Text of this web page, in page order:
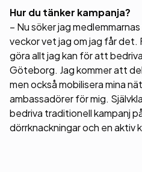
Hur du tänker kampanja?
– Nu söker jag
veckor vet jag om jag får det.
göra allt jag kan för att
Göteborg. Jag kommer att
men också mobilisera mina
ambassadörer för mig.
bedriva traditionell kampanj
dörrknackningar och en aktiv